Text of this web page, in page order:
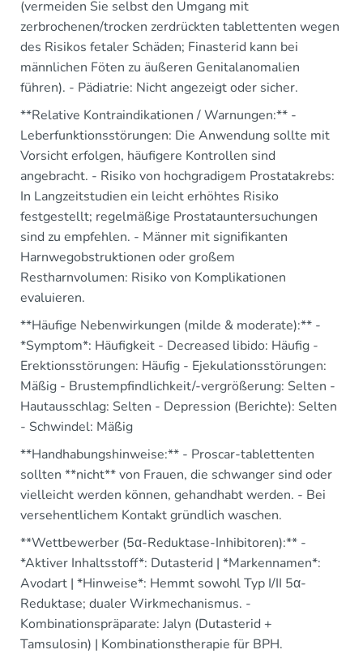
(vermeiden Sie selbst den Umgang mit
zerbrochenen/trocken zerdrückten tablettenten wegen
des Risikos fetaler Schäden; Finasterid kann bei
männlichen Föten zu äußeren Genitalanomalien
führen). - Pädiatrie: Nicht angezeigt oder sicher.
**Relative Kontraindikationen / Warnungen:** -
Leberfunktionsstörungen: Die Anwendung sollte mit
Vorsicht erfolgen, häufigere Kontrollen sind
angebracht. - Risiko von hochgradigem Prostatakrebs:
In Langzeitstudien ein leicht erhöhtes Risiko
festgestellt; regelmäßige Prostatauntersuchungen
sind zu empfehlen. - Männer mit signifikanten
Harnwegobstruktionen oder großem
Restharnvolumen: Risiko von Komplikationen
evaluieren.
**Häufige Nebenwirkungen (milde & moderate):** -
*Symptom*: Häufigkeit - Decreased libido: Häufig -
Erektionsstörungen: Häufig - Ejekulationsstörungen:
Mäßig - Brustempfindlichkeit/-vergrößerung: Selten -
Hautausschlag: Selten - Depression (Berichte): Selten
- Schwindel: Mäßig
**Handhabungshinweise:** - Proscar-tablettenten
sollten **nicht** von Frauen, die schwanger sind oder
vielleicht werden können, gehandhabt werden. - Bei
versehentlichem Kontakt gründlich waschen.
**Wettbewerber (5α-Reduktase-Inhibitoren):** -
*Aktiver Inhaltsstoff*: Dutasterid | *Markennamen*:
Avodart | *Hinweise*: Hemmt sowohl Typ I/II 5α-
Reduktase; dualer Wirkmechanismus. -
Kombinationspräparate: Jalyn (Dutasterid +
Tamsulosin) | Kombinationstherapie für BPH.